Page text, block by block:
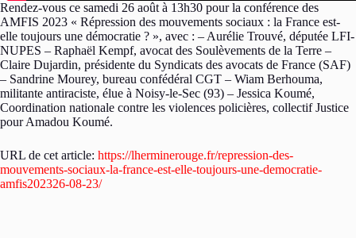
Rendez-vous ce samedi 26 août à 13h30 pour la conférence des
AMFIS 2023 « Répression des mouvements sociaux : la France est-
elle toujours une démocratie ? », avec : – Aurélie Trouvé, députée LFI-
NUPES – Raphaël Kempf, avocat des Soulèvements de la Terre –
Claire Dujardin, présidente du Syndicats des avocats de France (SAF)
– Sandrine Mourey, bureau confédéral CGT – Wiam Berhouma,
militante antiraciste, élue à Noisy-le-Sec (93) – Jessica Koumé,
Coordination nationale contre les violences policières, collectif Justice
pour Amadou Koumé.
URL de cet article: https://lherminerouge.fr/repression-des-
mouvements-sociaux-la-france-est-elle-toujours-une-democratie-
amfis202326-08-23/